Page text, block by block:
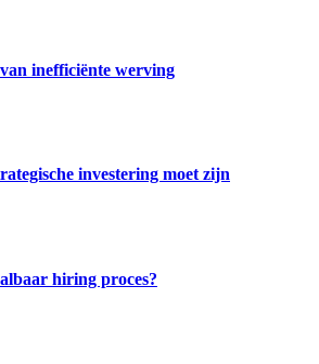
inefficiënte werving
investering moet zijn
hiring proces?